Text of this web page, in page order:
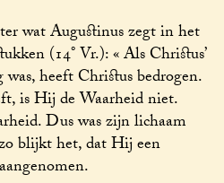
wat Augustinus zegt in het
(14° Vr.): « Als Christus’
heeft Christus bedrogen.
is Hij de Waarheid niet.
Dus was zijn lichaam
blijkt het, dat Hij een